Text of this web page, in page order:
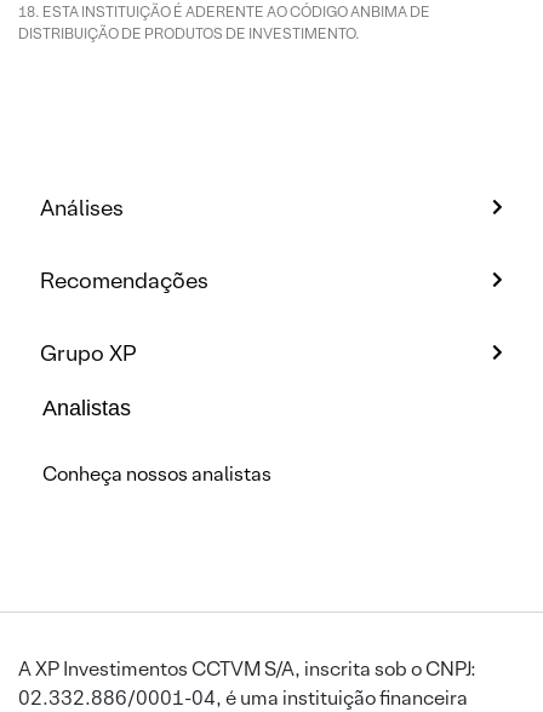
ESTA INSTITUIÇÃO É ADERENTE AO CÓDIGO ANBIMA DE
DISTRIBUIÇÃO DE PRODUTOS DE INVESTIMENTO.
Análises
Recomendações
Grupo XP
Analistas
Conheça nossos analistas
A XP Investimentos CCTVM S/A, inscrita sob o CNPJ:
02.332.886/0001-04, é uma instituição financeira